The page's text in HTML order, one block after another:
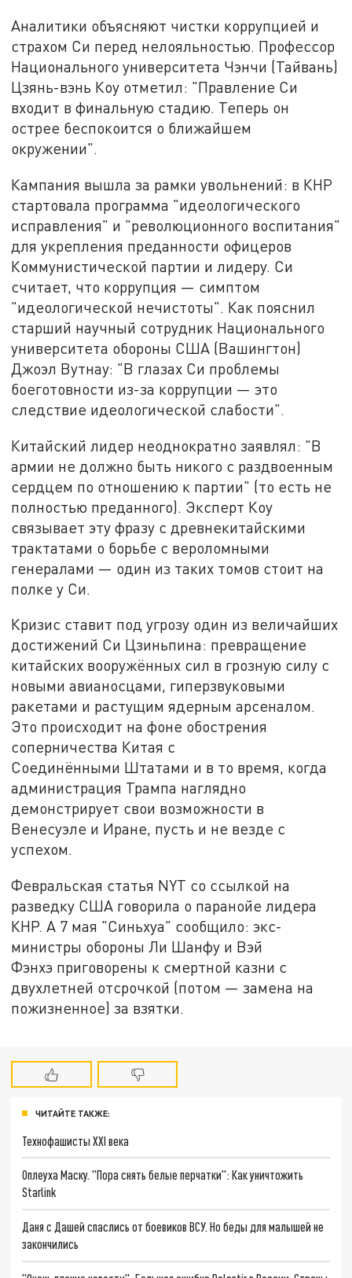
Аналитики объясняют чистки коррупцией и
страхом Си перед нелояльностью. Профессор
Национального университета Чэнчи (Тайвань)
Цзянь-вэнь Коу отметил: "Правление Си
входит в финальную стадию. Теперь он
острее беспокоится о ближайшем
окружении".
Кампания вышла за рамки увольнений: в КНР
стартовала программа "идеологического
исправления" и "революционного воспитания"
для укрепления преданности офицеров
Коммунистической партии и лидеру. Си
считает, что коррупция — симптом
"идеологической нечистоты". Как пояснил
старший научный сотрудник Национального
университета обороны США (Вашингтон)
Джоэл Вутнау: "В глазах Си проблемы
боеготовности из-за коррупции — это
следствие идеологической слабости".
Китайский лидер неоднократно заявлял: "В
армии не должно быть никого с раздвоенным
сердцем по отношению к партии" (то есть не
полностью преданного). Эксперт Коу
связывает эту фразу с древнекитайскими
трактатами о борьбе с вероломными
генералами — один из таких томов стоит на
полке у Си.
Кризис ставит под угрозу один из величайших
достижений Си Цзиньпина: превращение
китайских вооружённых сил в грозную силу с
новыми авианосцами, гиперзвуковыми
ракетами и растущим ядерным арсеналом.
Это происходит на фоне обострения
соперничества Китая с
Соединёнными Штатами и в то время, когда
администрация Трампа наглядно
демонстрирует свои возможности в
Венесуэле и Иране, пусть и не везде с
успехом.
Февральская статья NYT со ссылкой на
разведку США говорила о паранойе лидера
КНР. А 7 мая "Синьхуа" сообщило: экс-
министры обороны Ли Шанфу и Вэй
Фэнхэ приговорены к смертной казни с
двухлетней отсрочкой (потом — замена на
пожизненное) за взятки.
ЧИТАЙТЕ ТАКЖЕ:
Технофашисты XXI века
Оплеуха Маску. "Пора снять белые перчатки": Как уничтожить
Starlink
Даня с Дашей спаслись от боевиков ВСУ. Но беды для малышей не
закончились